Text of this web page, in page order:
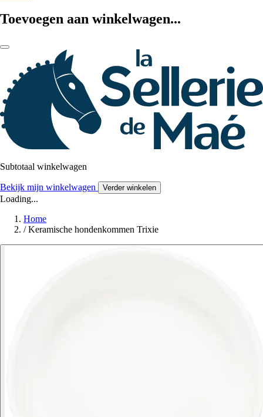
Toevoegen aan winkelwagen...
Subtotaal winkelwagen
Bekijk mijn winkelwagen Verder winkelen
Loading...
Home
/ Keramische hondenkommen Trixie